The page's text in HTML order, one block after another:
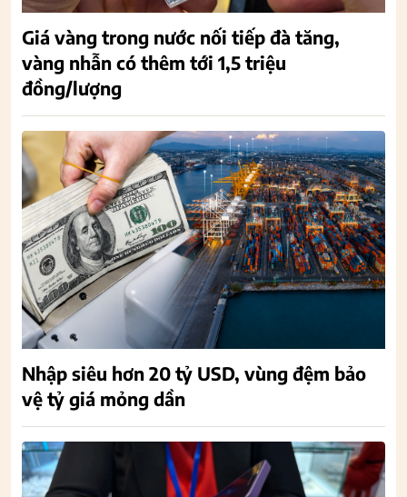
Giá vàng trong nước nối tiếp đà tăng,
vàng nhẫn có thêm tới 1,5 triệu
đồng/lượng
Nhập siêu hơn 20 tỷ USD, vùng đệm bảo
vệ tỷ giá mỏng dần